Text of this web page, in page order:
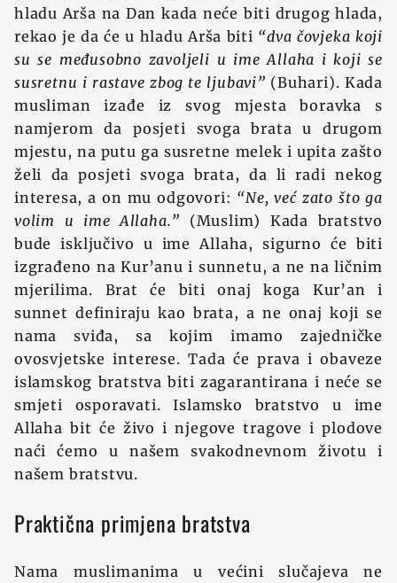
hladu Arša na Dan kada neće biti drugog hlada,
rekao je da će u hladu Arša biti “dva čovjeka koji
su se međusobno zavoljeli u ime Allaha i koji se
susretnu i rastave zbog te ljubavi” (Buhari). Kada
musliman izađe iz svog mjesta boravka s
namjerom da posjeti svoga brata u drugom
mjestu, na putu ga susretne melek i upita zašto
želi da posjeti svoga brata, da li radi nekog
interesa, a on mu odgovori: “Ne, već zato što ga
volim u ime Allaha.” (Muslim) Kada bratstvo
bude isključivo u ime Allaha, sigurno će biti
izgrađeno na Kur’anu i sunnetu, a ne na ličnim
mjerilima. Brat će biti onaj koga Kur’an i
sunnet definiraju kao brata, a ne onaj koji se
nama sviđa, sa kojim imamo zajedničke
ovosvjetske interese. Tada će prava i obaveze
islamskog bratstva biti zagarantirana i neće se
smjeti osporavati. Islamsko bratstvo u ime
Allaha bit će živo i njegove tragove i plodove
naći ćemo u našem svakodnevnom životu i
našem bratstvu.
Praktična primjena bratstva
Nama muslimanima u većini slučajeva ne